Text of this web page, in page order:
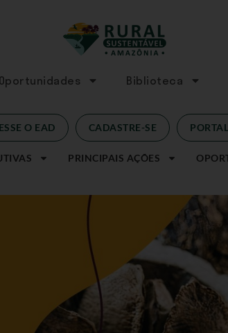
Oportunidades Biblioteca
O EAD CADASTRE-SE PORTAL
PRINCIPAIS AÇÕES